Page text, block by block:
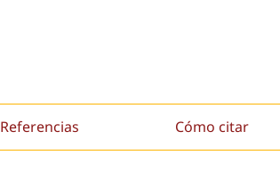
Referencias Cómo citar